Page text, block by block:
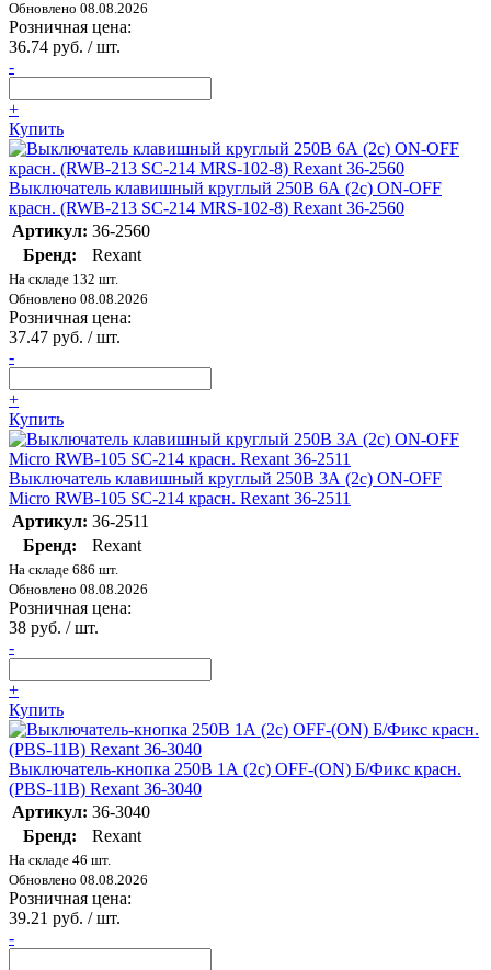
Обновлено 08.08.2026
Розничная цена:
36.74 руб. / шт.
-
+
Купить
Выключатель клавишный круглый 250В 6А (2с) ON-OFF
красн. (RWB-213 SC-214 MRS-102-8) Rexant 36-2560
Артикул: 36-2560
Бренд:
Rexant
На складе 132 шт.
Обновлено 08.08.2026
Розничная цена:
37.47 руб. / шт.
-
+
Купить
Выключатель клавишный круглый 250В 3А (2с) ON-OFF
Micro RWB-105 SC-214 красн. Rexant 36-2511
Артикул: 36-2511
Бренд:
Rexant
На складе 686 шт.
Обновлено 08.08.2026
Розничная цена:
38 руб. / шт.
-
+
Купить
Выключатель-кнопка 250В 1А (2с) OFF-(ON) Б/Фикс красн.
(PBS-11В) Rexant 36-3040
Артикул: 36-3040
Бренд:
Rexant
На складе 46 шт.
Обновлено 08.08.2026
Розничная цена:
39.21 руб. / шт.
-